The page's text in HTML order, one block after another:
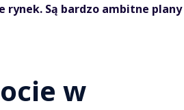
rynek. Są bardzo ambitne plany
w